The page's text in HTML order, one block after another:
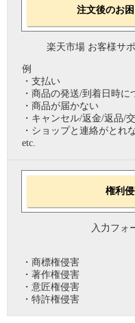
注文後のお
楽天市場 お客様サ
例
・支払い
・商品の発送/到着日時に
・商品が届かない
・キャンセル/返金/返品/
・ショップと連絡がとれ
etc.
権利
入力フォ
・商標権侵害
・著作権侵害
・意匠権侵害
・特許権侵害